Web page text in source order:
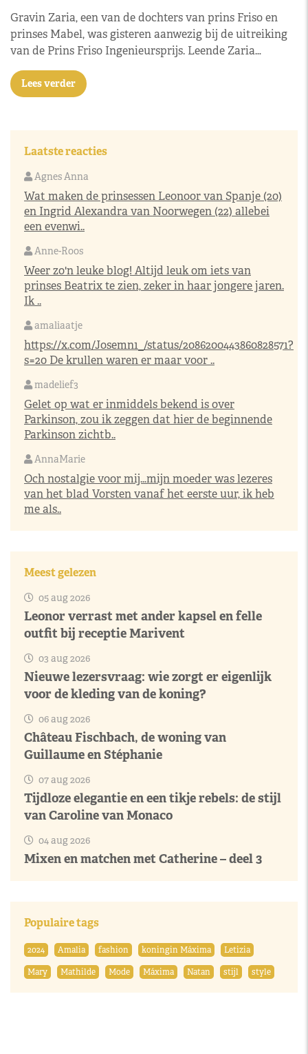
Gravin Zaria, een van de dochters van prins Friso en
prinses Mabel, was gisteren aanwezig bij de uitreiking
van de Prins Friso Ingenieursprijs. Leende Zaria…
Lees verder
Laatste reacties
Agnes Anna
Wat maken de prinsessen Leonoor van Spanje (20)
en Ingrid Alexandra van Noorwegen (22) allebei
een evenwi..
Anne-Roos
Weer zo'n leuke blog! Altijd leuk om iets van
prinses Beatrix te zien, zeker in haar jongere jaren.
Ik ..
amaliaatje
https://x.com/Josemn1_/status/2086200443860828571?
s=20 De krullen waren er maar voor ..
madelief3
Gelet op wat er inmiddels bekend is over
Parkinson, zou ik zeggen dat hier de beginnende
Parkinson zichtb..
AnnaMarie
Och nostalgie voor mij…mijn moeder was lezeres
van het blad Vorsten vanaf het eerste uur, ik heb
me als..
Meest gelezen
05 aug 2026
Leonor verrast met ander kapsel en felle
outfit bij receptie Marivent
03 aug 2026
Nieuwe lezersvraag: wie zorgt er eigenlijk
voor de kleding van de koning?
06 aug 2026
Château Fischbach, de woning van
Guillaume en Stéphanie
07 aug 2026
Tijdloze elegantie en een tikje rebels: de stijl
van Caroline van Monaco
04 aug 2026
Mixen en matchen met Catherine – deel 3
Populaire tags
2024 Amalia fashion koningin Máxima
Letizia
Mary
Mathilde Mode Máxima Natan stijl style